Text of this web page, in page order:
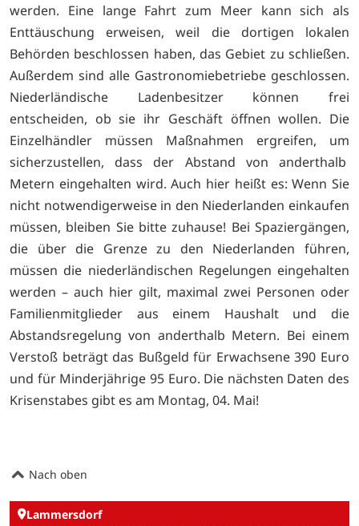
werden. Eine lange Fahrt zum Meer kann sich als
Enttäuschung erweisen, weil die dortigen lokalen
Behörden beschlossen haben, das Gebiet zu schließen.
Außerdem sind alle Gastronomiebetriebe geschlossen.
Niederländische Ladenbesitzer können frei
entscheiden, ob sie ihr Geschäft öffnen wollen. Die
Einzelhändler müssen Maßnahmen ergreifen, um
sicherzustellen, dass der Abstand von anderthalb
Metern eingehalten wird. Auch hier heißt es: Wenn Sie
nicht notwendigerweise in den Niederlanden einkaufen
müssen, bleiben Sie bitte zuhause! Bei Spaziergängen,
die über die Grenze zu den Niederlanden führen,
müssen die niederländischen Regelungen eingehalten
werden – auch hier gilt, maximal zwei Personen oder
Familienmitglieder aus einem Haushalt und die
Abstandsregelung von anderthalb Metern. Bei einem
Verstoß beträgt das Bußgeld für Erwachsene 390 Euro
und für Minderjährige 95 Euro. Die nächsten Daten des
Krisenstabes gibt es am Montag, 04. Mai!
Nach oben
Lammersdorf